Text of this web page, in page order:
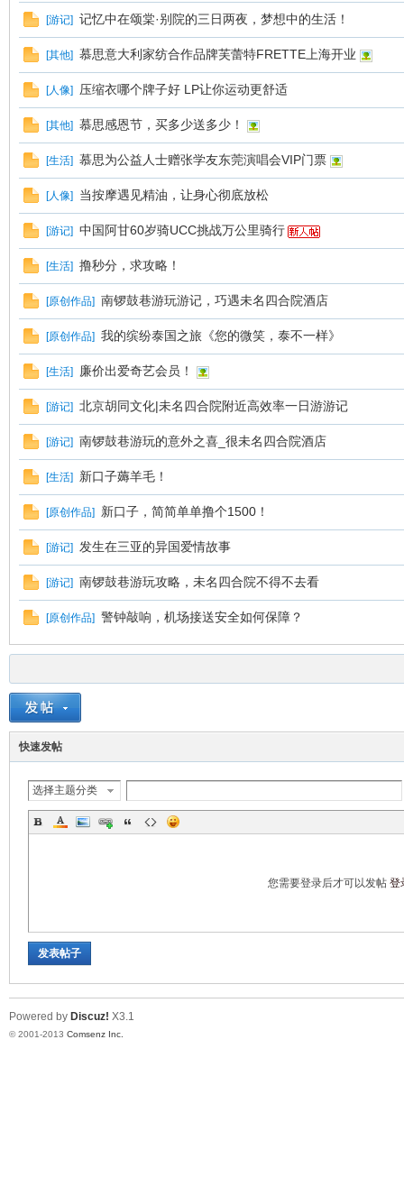
[游记] 记忆中在颂棠·别院的三日两夜，梦想中的生活！
[其他] 慕思意大利家纺合作品牌芙蕾特FRETTE上海开业
[人像] 压缩衣哪个牌子好 LP让你运动更舒适
[其他] 慕思感恩节，买多少送多少！
[生活] 慕思为公益人士赠张学友东莞演唱会VIP门票
[人像] 当按摩遇见精油，让身心彻底放松
[游记] 中国阿甘60岁骑UCC挑战万公里骑行
[生活] 撸秒分，求攻略！
[原创作品] 南锣鼓巷游玩游记，巧遇未名四合院酒店
[原创作品] 我的缤纷泰国之旅《您的微笑，泰不一样》
[生活] 廉价出爱奇艺会员！
[游记] 北京胡同文化|未名四合院附近高效率一日游游记
[游记] 南锣鼓巷游玩的意外之喜_很未名四合院酒店
[生活] 新口子薅羊毛！
[原创作品] 新口子，简简单单撸个1500！
[游记] 发生在三亚的异国爱情故事
[游记] 南锣鼓巷游玩攻略，未名四合院不得不去看
[原创作品] 警钟敲响，机场接送安全如何保障？
快速发帖
选择主题分类
您需要登录后才可以发帖 登
发表帖子
Powered by Discuz! X3.1
© 2001-2013 Comsenz Inc.